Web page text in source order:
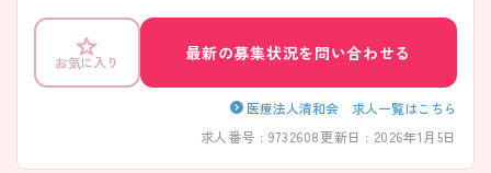
お気に入り 最新の募集状況を問い合わせる
医療法人清和会 求人一覧はこちら
求人番号 : 9732608更新日 : 2026年1月5日